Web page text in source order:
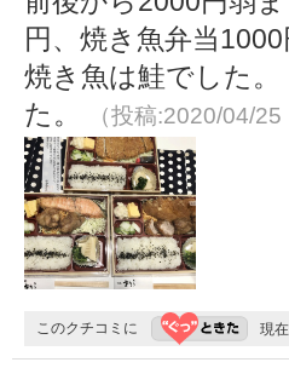
円、焼き魚弁当
焼き魚は鮭でした
た。
（投稿:2020/04/
このクチコミに 現在